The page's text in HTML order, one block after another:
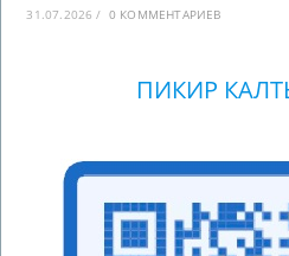
31.07.2026 / 0 КОММЕНТАРИЕВ
ПИКИР